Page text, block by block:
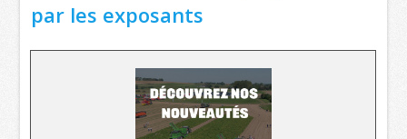
par les exposants